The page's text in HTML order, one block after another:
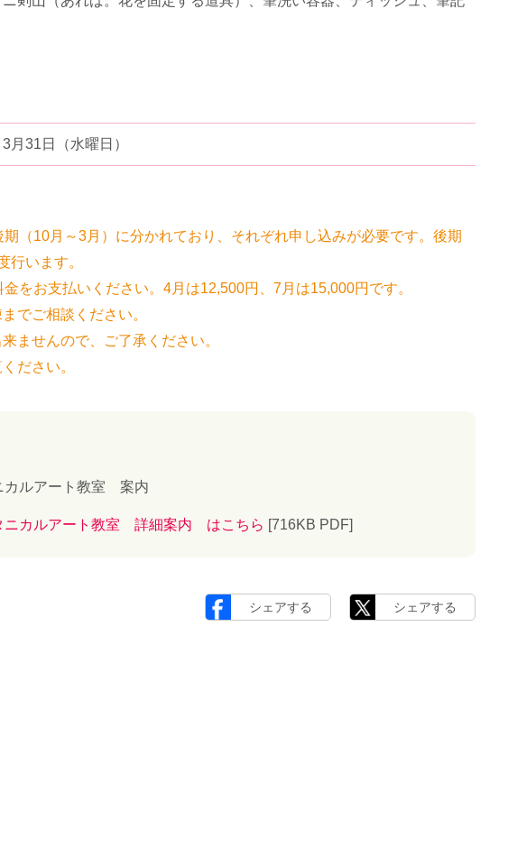
月31日（水曜日）
期（10月～3月）に分かれており、それぞれ申し込みが必要です。後期
行います。
をお支払いください。4月は12,500円、7月は15,000円です。
でご相談ください。
ませんので、ご了承ください。
ださい。
カルアート教室 案内
ニカルアート教室 詳細案内 はこちら [716KB PDF]
シェアする シェアする